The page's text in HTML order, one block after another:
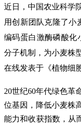
近日，中国农业科学
用创新团队克隆了小
编码蛋白激酶磷酸化
分子机制，为小麦株
在线发表于《植物细
20世纪60年代绿色革
位基因，降低小麦株
能力和收获指数，从